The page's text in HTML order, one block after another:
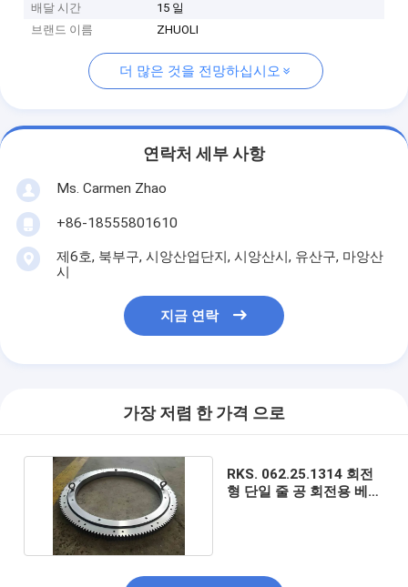
배달 시간
15 일
브랜드 이름
ZHUOLI
더 많은 것을 전망하십시오
연락처 세부 사항
Ms. Carmen Zhao
+86-18555801610
제6호, 북부구, 시앙산업단지, 시앙산시, 유산구, 마앙산
시
지금 연락
가장 저렴 한 가격 으로
RKS. 062.25.1314 회전
형 단일 줄 공 회전용 베어